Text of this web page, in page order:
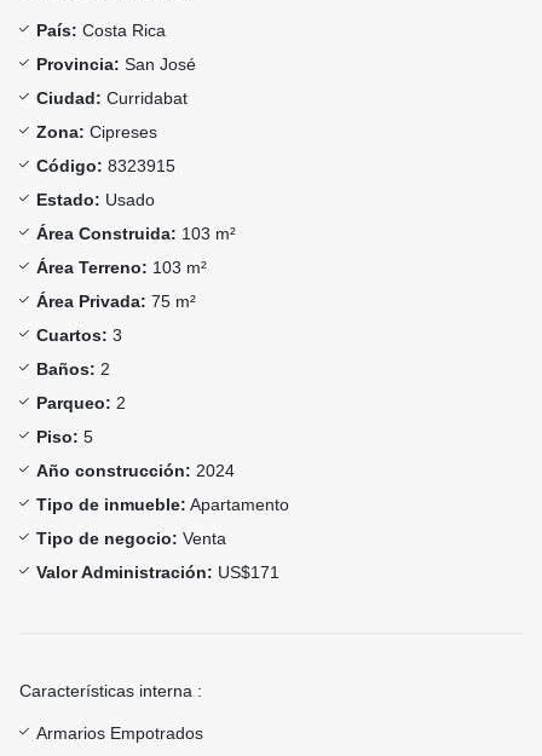
País: Costa Rica
Provincia: San José
Ciudad: Curridabat
Zona: Cipreses
Código: 8323915
Estado: Usado
Área Construida: 103 m²
Área Terreno: 103 m²
Área Privada: 75 m²
Cuartos: 3
Baños: 2
Parqueo: 2
Piso: 5
Año construcción: 2024
Tipo de inmueble: Apartamento
Tipo de negocio: Venta
Valor Administración: US$171
Características interna :
Armarios Empotrados